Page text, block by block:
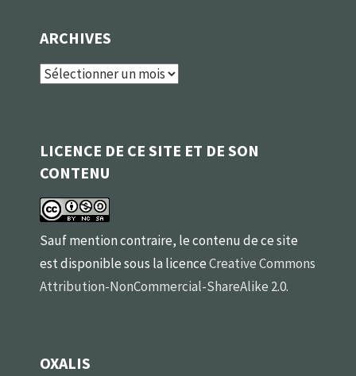
ARCHIVES
Archives
LICENCE DE CE SITE ET DE SON
CONTENU
Sauf mention contraire, le contenu de ce site
est disponible sous la licenceCreative Commons
Attribution-NonCommercial-ShareAlike 2.0.
OXALIS